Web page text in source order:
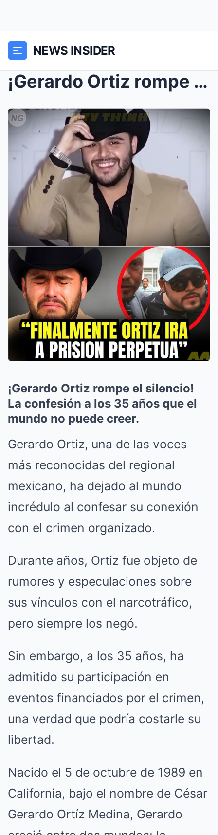
NEWS INSIDER
¡Gerardo Ortiz rompe el silencio! La confesión a l...
¡Gerardo Ortiz rompe el silencio!
La confesión a los 35 años que el
mundo no puede creer.
Gerardo Ortiz, una de las voces
más reconocidas del regional
mexicano, ha dejado al mundo
incrédulo al confesar su conexión
con el crimen organizado.
Durante años, Ortiz fue objeto de
rumores y especulaciones sobre
sus vínculos con el narcotráfico,
pero siempre los negó.
Sin embargo, a los 35 años, ha
admitido su participación en
eventos financiados por el crimen,
una verdad que podría costarle su
libertad.
Nacido el 5 de octubre de 1989 en
California, bajo el nombre de César
Gerardo Ortíz Medina, Gerardo